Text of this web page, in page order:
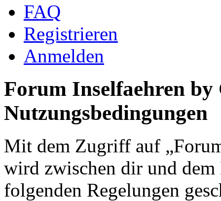
FAQ
Registrieren
Anmelden
Forum Inselfaehren by
Nutzungsbedingungen
Mit dem Zugriff auf
wird zwischen dir und
folgenden Regelungen